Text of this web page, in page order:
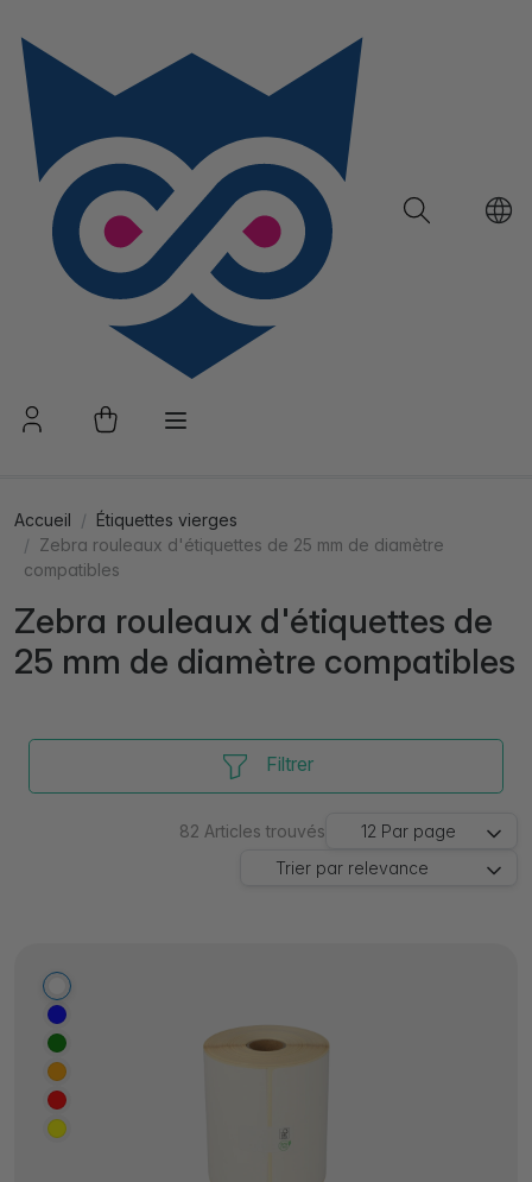
Accueil
Étiquettes vierges
Zebra rouleaux d'étiquettes de 25 mm de diamètre
compatibles
Zebra rouleaux d'étiquettes de
25 mm de diamètre compatibles
Filtrer
82 Articles trouvés 12 Par page
Trier par relevance